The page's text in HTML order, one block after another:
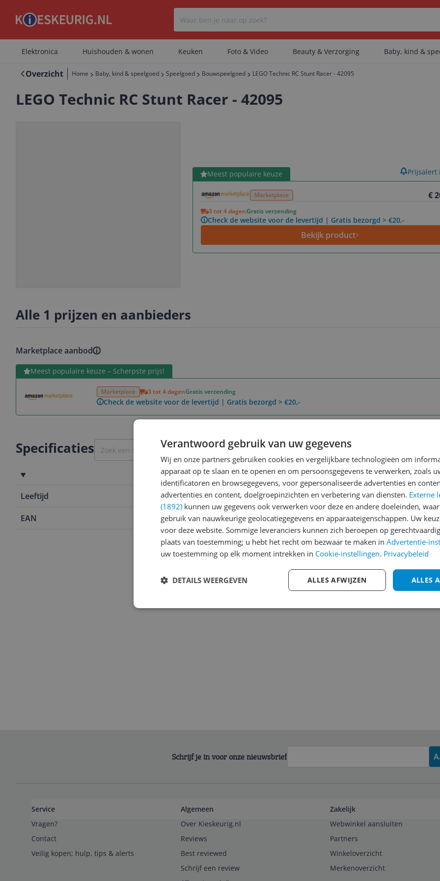
Er zijn geen artikelen gevonden.
Elektronica Huishouden & wonen Keuken Foto & Video Beauty & Verzorging Baby, kind &
Overzicht Home Baby, kind & speelgoed Speelgoed Bouwspeelgoed LEGO Technic RC Stunt Racer - 42095
LEGO Technic RC Stunt Racer - 42095
Meest populaire keuze
Marketplace €
3 tot 4 dagenGratis verzending
Check de website voor de levertijd | Gratis bezorgd > €20,-
Bekijk product
Bekijk product Prijsalert
Alle 1 prijzen en aanbieders
Marketplace aanbod
Meest populaire keuze – Scherpste prijs!
Marketplace 3 tot 4 dagenGratis verzending
Check de website voor de levertijd | Gratis bezorgd > €20,-
Bekijk product
Specificaties
Algemeen
Leeftijd
12+ jaar
EAN 5702016368062
Reviews
Er zijn nog geen
Heb jij dit product in bezit
met het schrijven van je
een review gemiddeld
andere bezoekers een
€250,-!Klik hier voor de
Cijfer
Welk cijfer geef jij dit
2
Schrijf je in voor onze nieuwsbrief
Service
Vragen?
Contact
Veilig kopen; hulp, tips & alerts
Algemeen
Over Kieskeurig.nl
Reviews
Best reviewed
Schrijf een review
Zakelijk
Webwinkel aansluiten
Partners
Winkeloverzicht
Merkenoverzicht
Verantwoord gebruik van uw gegevens
Wij en onze partners gebruiken cookies en vergelijkbare technologieën om
apparaat op te slaan en te openen en om persoonsgegevens te verwerken, zoals
identificatoren en browsegegevens, voor gepersonaliseerde advertenties en
advertenties en content, doelgroepinzichten en verbetering van diensten. Externe
(1892) kunnen uw gegevens ook verwerken voor deze en andere doeleinden,
gebruik van nauwkeurige geolocatiegegevens en apparaateigenschappen. Uw
voor deze website. Sommige leveranciers kunnen zich beroepen op
plaats van toestemming; u hebt het recht om bezwaar te maken in Advertentie-
uw toestemming op elk moment intrekken in Cookie-instellingen. Privacybeleid
ALLES
ALLES AFWIJZEN
DETAILS WEERGEVEN